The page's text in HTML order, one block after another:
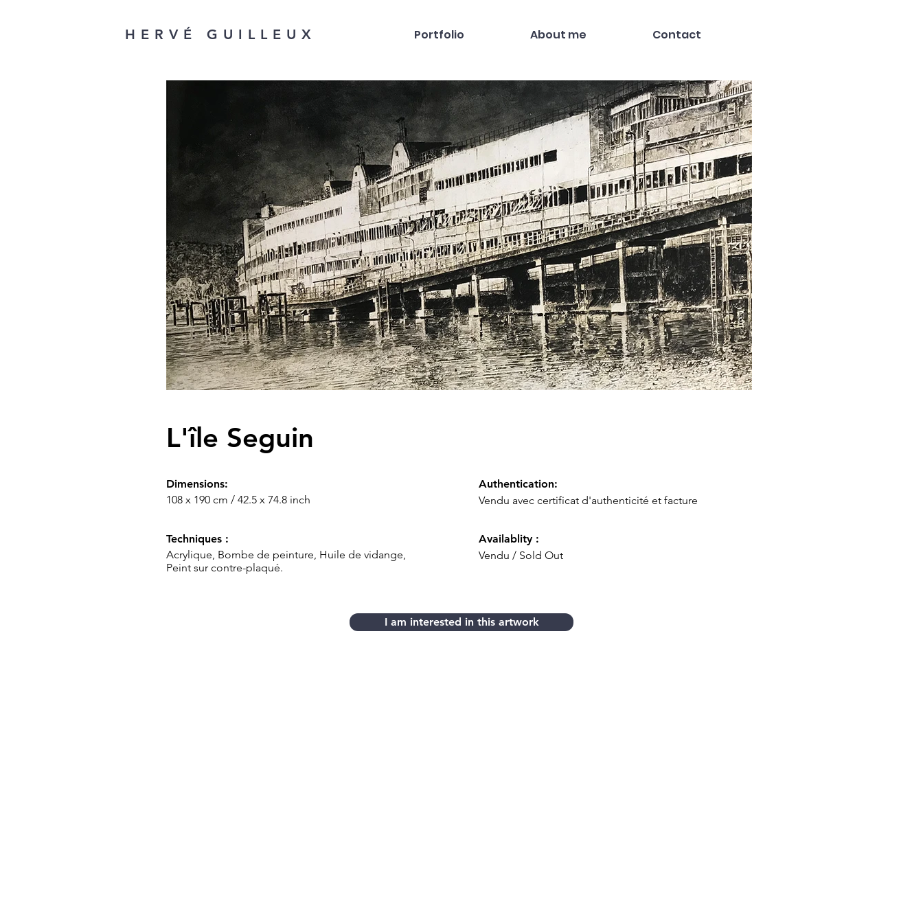
HERVÉ GUILLEUX Portfolio About me Contact
L'île Seguin
Dimensions:
108 x 190 cm / 42.5 x 74.8 inch
Techniques :
Acrylique, Bombe de peinture, Huile de vidange,
Peint sur contre-plaqué.
Authentication:
Vendu avec certificat d'authenticité et facture
Availablity :
Vendu / Sold Out
I am interested in this artwork